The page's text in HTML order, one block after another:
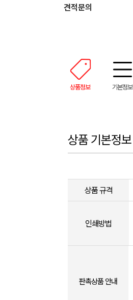
견적문의
상품정보 기본정보
상품 기본정보
상품 규격
인쇄방법
판촉상품 안내